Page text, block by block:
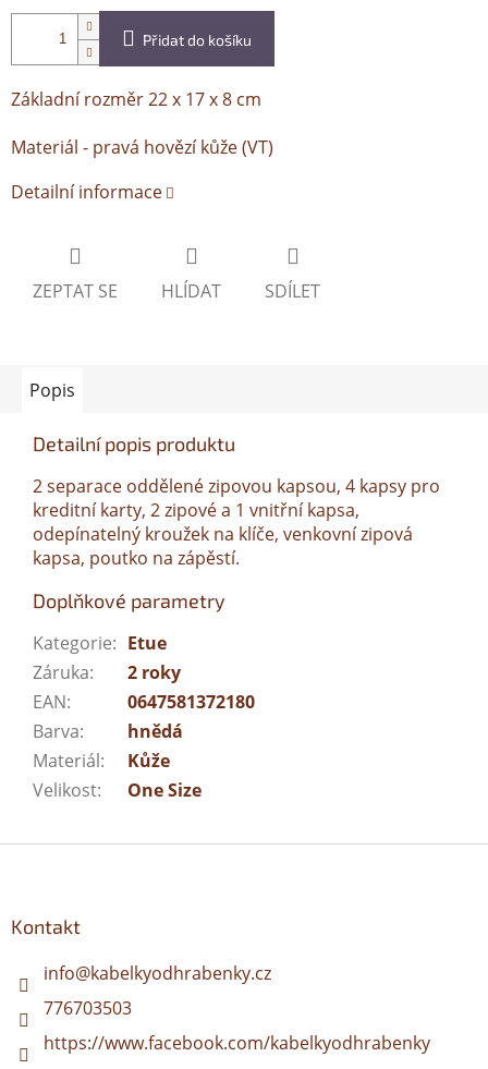
Přidat do košíku
Základní rozměr 22 x 17 x 8 cm
Materiál - pravá hovězí kůže (VT)
Detailní informace
ZEPTAT SE HLÍDAT SDÍLET
Popis
Detailní popis produktu
2 separace oddělené zipovou kapsou, 4 kapsy pro
kreditní karty, 2 zipové a 1 vnitřní kapsa,
odepínatelný kroužek na klíče, venkovní zipová
kapsa, poutko na zápěstí.
Doplňkové parametry
Kategorie: Etue
Záruka:
2 roky
EAN:
0647581372180
Barva:
hnědá
Materiál:
Kůže
Velikost: One Size
Kontakt
info@kabelkyodhrabenky.cz
776703503
https://www.facebook.com/kabelkyodhrabenky